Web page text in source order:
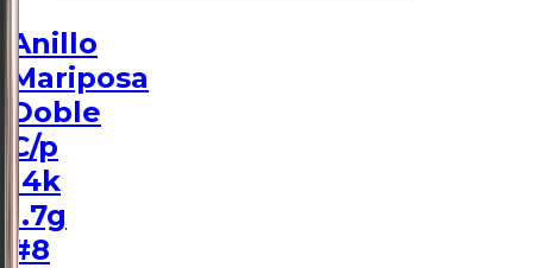
Anillo
Mariposa
Doble
C/p
14k
1.7g
#8